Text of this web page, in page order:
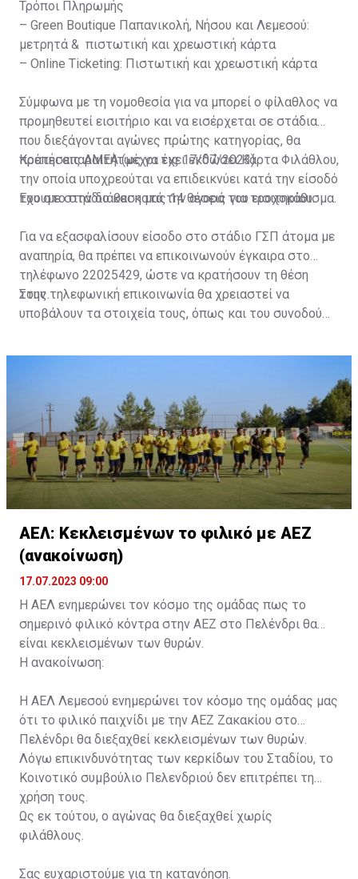
Τρόποι Πληρωμής
– Green Boutique Παπανικολή, Νήσου και Λεμεσού:
μετρητά & πιστωτική και χρεωστική κάρτα
– Online Ticketing: Πιστωτική και χρεωστική κάρτα
Σύμφωνα με τη νομοθεσία για να μπορεί ο φίλαθλος να
προμηθευτεί εισιτήριο και να εισέρχεται σε στάδια
που διεξάγονται αγώνες πρώτης κατηγορίας, θα
πρέπει απαραιτήτως να έχει εκδώσει Κάρτα Φιλάθλου,
την οποία υποχρεούται να επιδεικνύει κατά την είσοδό
του στο στάδιο και κατά την αγορά του εισιτηρίου.
Κρατήσεις ΑΜΕΑ (μέχρι τις 17/07/2023)
Έχουμε στην διάθεση μας 14 θέσεις για τροχοκάθισμα.
Για να εξασφαλίσουν είσοδο στο στάδιο ΓΣΠ άτομα με
αναπηρία, θα πρέπει να επικοινωνούν έγκαιρα στο
τηλέφωνο 22025429, ώστε να κρατήσουν τη θέση
τους.
Στην τηλεφωνική επικοινωνία θα χρειαστεί να
υποβάλουν τα στοιχεία τους, όπως και του συνοδού
ΑΕΛ: Κεκλεισμένων το φιλικό με ΑΕΖ
(ανακοίνωση)
17.07.2023 09:00
Η ΑΕΛ ενημερώνει τον κόσμο της ομάδας πως το
σημερινό φιλικό κόντρα στην ΑΕΖ στο Πελένδρι θα
είναι κεκλεισμένων των θυρών.
Η ανακοίνωση:
Η ΑΕΛ Λεμεσού ενημερώνει τον κόσμο της ομάδας μας
ότι το φιλικό παιχνίδι με την ΑΕΖ Ζακακίου στο
Πελένδρι θα διεξαχθεί κεκλεισμένων των θυρών.
Λόγω επικινδυνότητας των κερκίδων του Σταδίου, το
Κοινοτικό συμβούλιο Πελενδριού δεν επιτρέπει τη
χρήση τους.
Ως εκ τούτου, ο αγώνας θα διεξαχθεί χωρίς
φιλάθλους.
Σας ευχαριστούμε για τη κατανόηση.